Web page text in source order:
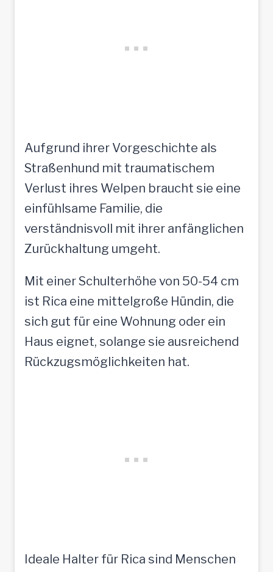
Aufgrund ihrer Vorgeschichte als
Straßenhund mit traumatischem
Verlust ihres Welpen braucht sie eine
einfühlsame Familie, die
verständnisvoll mit ihrer anfänglichen
Zurückhaltung umgeht.
Mit einer Schulterhöhe von 50-54 cm
ist Rica eine mittelgroße Hündin, die
sich gut für eine Wohnung oder ein
Haus eignet, solange sie ausreichend
Rückzugsmöglichkeiten hat.
Ideale Halter für Rica sind Menschen